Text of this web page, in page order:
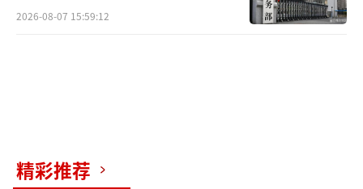
2026-08-07 15:59:12
精彩推荐